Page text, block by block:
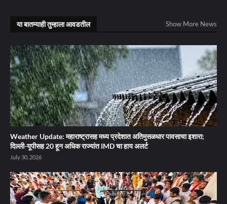
या बातम्याही तुम्हाला आवडतील Show More News
Weather Update: महाराष्ट्रासह मध्य प्रदेशात अतिमुसळधार पावसाचा इशारा;
दिल्ली-यूपीसह 20 हून अधिक राज्यांत IMD चा हाय अलर्ट
July 30, 2026